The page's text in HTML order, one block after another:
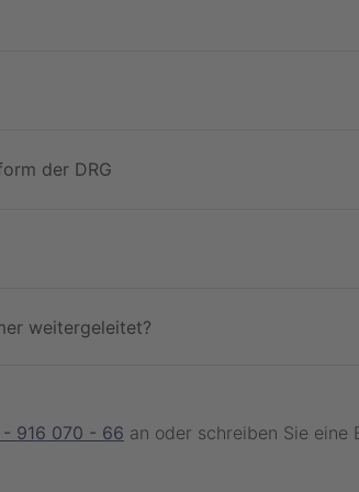
der DRG
weitergeleitet?
916 070 - 66 an oder schreiben Sie eine